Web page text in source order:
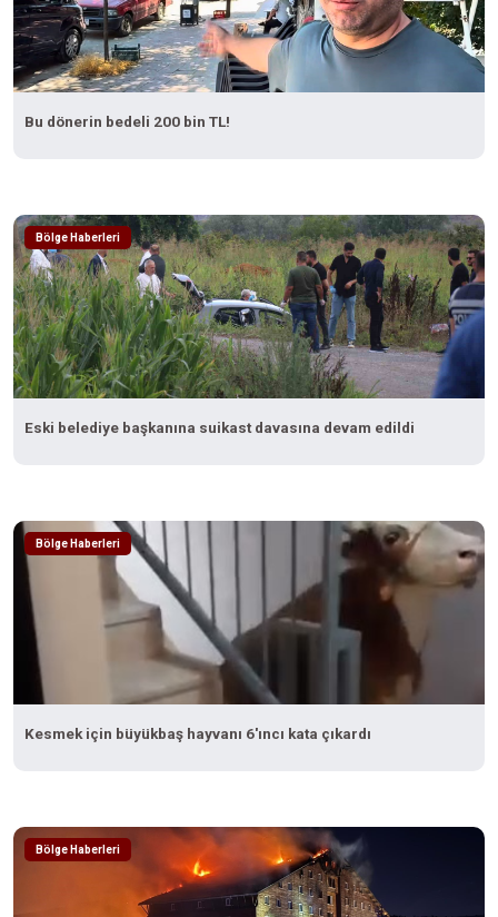
Bu dönerin bedeli 200 bin TL!
Bölge Haberleri
Eski belediye başkanına suikast davasına devam edildi
Bölge Haberleri
Kesmek için büyükbaş hayvanı 6'ıncı kata çıkardı
Bölge Haberleri